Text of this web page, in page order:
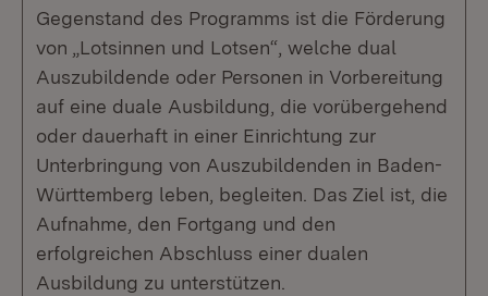
Gegenstand des Programms ist die Förderung
von „Lotsinnen und Lotsen“, welche dual
Auszubildende oder Personen in Vorbereitung
auf eine duale Ausbildung, die vorübergehend
oder dauerhaft in einer Einrichtung zur
Unterbringung von Auszubildenden in Baden-
Württemberg leben, begleiten. Das Ziel ist, die
Aufnahme, den Fortgang und den
erfolgreichen Abschluss einer dualen
Ausbildung zu unterstützen.